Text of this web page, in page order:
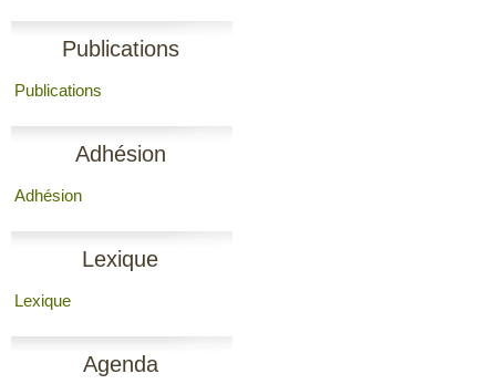
Publications
Publications
Adhésion
Adhésion
Lexique
Lexique
Agenda